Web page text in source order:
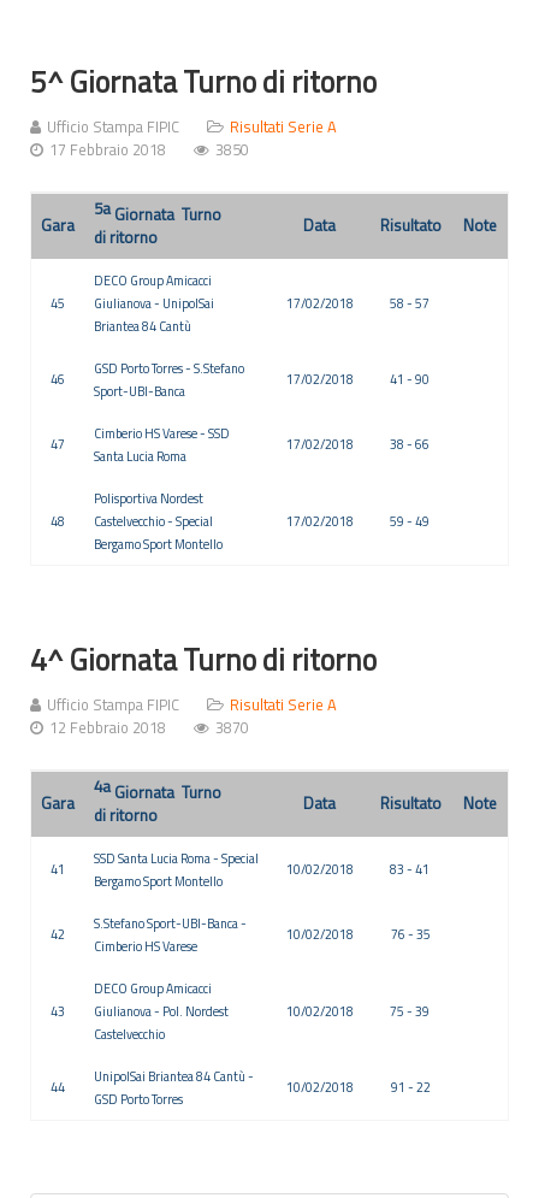
5^ Giornata Turno di ritorno
Ufficio Stampa FIPIC
Risultati Serie A
17 Febbraio 2018
3850
Gara
5aGiornata Turno
di ritorno
Data Risultato Note
45
DECO Group Amicacci
Giulianova - UnipolSai
Briantea 84 Cantù
17/02/2018 58 - 57
46
GSD Porto Torres - S.Stefano
Sport-UBI-Banca
17/02/2018 41 - 90
47
Cimberio HS Varese - SSD
Santa Lucia Roma
17/02/2018 38 - 66
48
Polisportiva Nordest
Castelvecchio - Special
Bergamo Sport Montello
17/02/2018 59 - 49
4^ Giornata Turno di ritorno
Ufficio Stampa FIPIC
Risultati Serie A
12 Febbraio 2018
3870
Gara
4aGiornata Turno
di ritorno
Data Risultato Note
41
SSD Santa Lucia Roma -Special
Bergamo Sport Montello
10/02/2018 83 - 41
42
S.Stefano Sport-UBI-Banca-
Cimberio HS Varese
10/02/2018 76 - 35
43
DECO Group Amicacci
Giulianova - Pol. Nordest
Castelvecchio
10/02/2018 75 - 39
44
UnipolSai Briantea 84 Cantù -
GSD Porto Torres
10/02/2018 91 - 22